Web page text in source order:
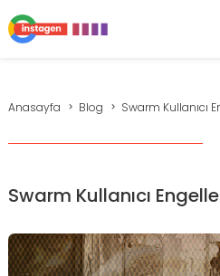
Anasayfa Blog Swarm Kullanıcı
Swarm Kullanıcı